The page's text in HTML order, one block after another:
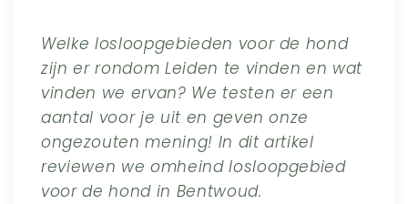
Welke losloopgebieden voor de hond
zijn er rondom Leiden te vinden en wat
vinden we ervan? We testen er een
aantal voor je uit en geven onze
ongezouten mening! In dit artikel
reviewen we omheind losloopgebied
voor de hond in Bentwoud.